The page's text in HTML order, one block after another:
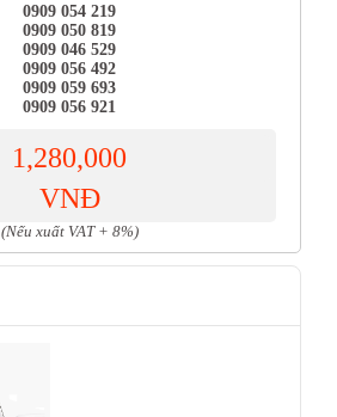
0909 054 219
0909 050 819
0909 046 529
0909 056 492
0909 059 693
0909 056 921
1,280,000
VNĐ
(Nếu xuất VAT + 8%)